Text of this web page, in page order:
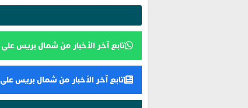
تابع آخر الأخبار من شمال بريس على WhatsApp
تابع آخر الأخبار من شمال بريس على Google News